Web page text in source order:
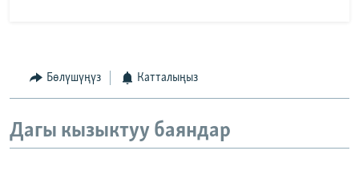
Бөлүшүңүз Катталыңыз
Дагы кызыктуу баяндар